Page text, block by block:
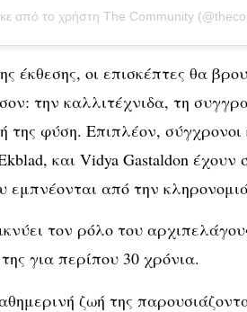
έκθεσης, οι επισκέπτες θα
την καλλιτέχνιδα, τη
της φύση. Επιπλέον,
και Vidya Gastaldon έχουν
εμπνέονται από την
τον ρόλο του
για περίπου 30 χρόνια.
ζωή της